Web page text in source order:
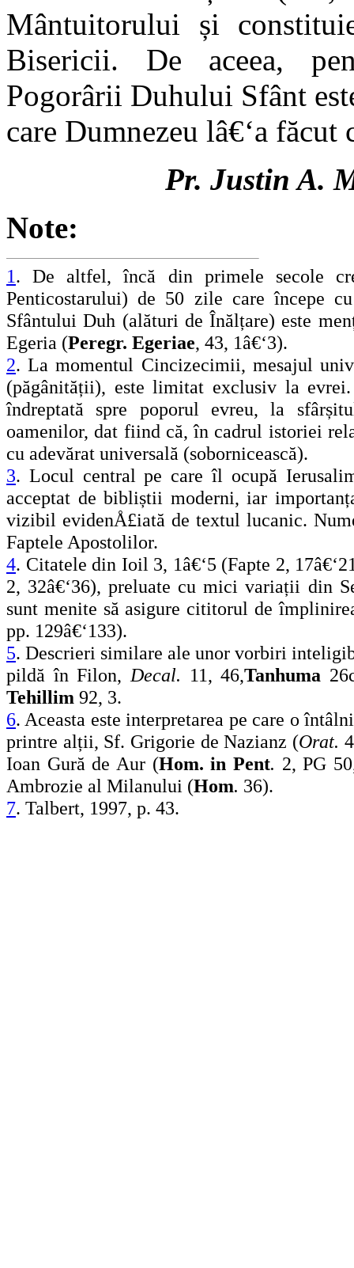
Mântuitorului și
Bisericii. De aceea,
Pogorârii Duhului Sfânt
care Dumnezeu lâ€‘a
Pr. Justin A.
Note:
1. De altfel, încă din primele secole
Penticostarului) de 50 zile care începe
Sfântului Duh (alături de Înălțare) este
Egeria (Peregr. Egeriae, 43, 1â€‘3).
2. La momentul Cincizecimii, mesajul
(păgânității), este limitat exclusiv la
îndreptată spre poporul evreu, la
oamenilor, dat fiind că, în cadrul istoriei
cu adevărat universală (sobornicească).
3. Locul central pe care îl ocupă
acceptat de bibliștii moderni, iar
vizibil evidenÅ£iată de textul lucanic.
Faptele Apostolilor.
4. Citatele din Ioil 3, 1â€‘5 (Fapte 2,
2, 32â€‘36), preluate cu mici variații din
sunt menite să asigure cititorul de
pp. 129â€‘133).
5. Descrieri similare ale unor vorbiri
pildă în Filon,Decal. 11, 46,Tanhuma
Tehillim 92, 3.
6. Aceasta este interpretarea pe care o
printre alții, Sf. Grigorie de Nazianz (Orat.
Ioan Gură de Aur (Hom. in Pent. 2, PG
Ambrozie al Milanului (Hom. 36).
7. Talbert, 1997, p. 43.